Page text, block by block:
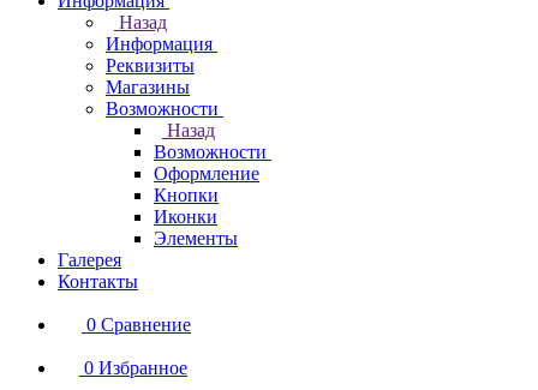
Назад
Информация
Реквизиты
Магазины
Возможности
Назад
Возможности
Оформление
Кнопки
Иконки
Элементы
Галерея
Контакты
0 Сравнение
0 Избранное